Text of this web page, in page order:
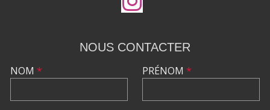
NOUS CONTACTER
NOM * PRÉNOM *